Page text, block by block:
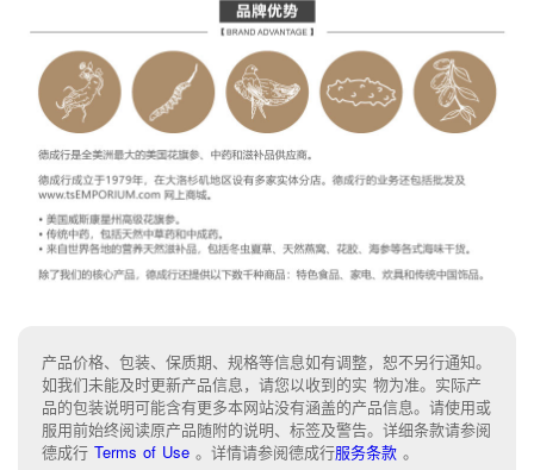
产品价格、包装、保质期、规格等信息如有调整，恕不另行通知。
如我们未能及时更新产品信息，请您以收到的实 物为准。实际产
品的包装说明可能含有更多本网站没有涵盖的产品信息。请使用或
服用前始终阅读原产品随附的说明、标签及警告。详细条款请参阅
德成行 Terms of Use 。 详情请参阅德成行服务条款 。